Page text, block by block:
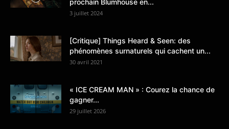
prochain Blumhouse en...
3 juillet 2024
[Critique] Things Heard & Seen: des
phénomènes surnaturels qui cachent un...
30 avril 2021
« ICE CREAM MAN » : Courez la chance de
gagner...
29 juillet 2026